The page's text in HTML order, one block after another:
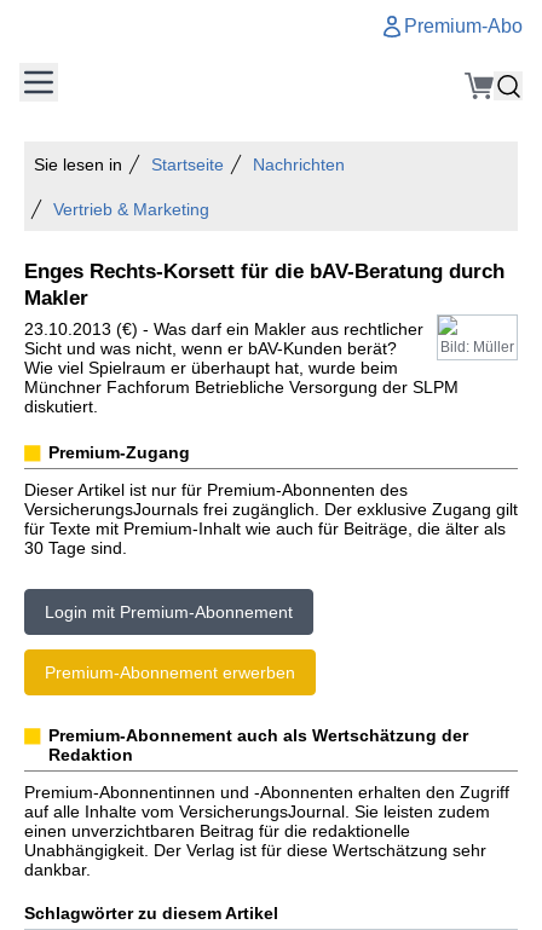
Premium-Abo
Sie lesen in Startseite Nachrichten
Vertrieb & Marketing
Enges Rechts-Korsett für die bAV-Beratung durch
Makler
Bild: Müller
23.10.2013 (€) - Was darf ein Makler aus rechtlicher
Sicht und was nicht, wenn er bAV-Kunden berät?
Wie viel Spielraum er überhaupt hat, wurde beim
Münchner Fachforum Betriebliche Versorgung der SLPM
diskutiert.
Premium-Zugang
Dieser Artikel ist nur für Premium-Abonnenten des
VersicherungsJournals frei zugänglich. Der exklusive Zugang gilt
für Texte mit Premium-Inhalt wie auch für Beiträge, die älter als
30 Tage sind.
Login mit Premium-Abonnement
Premium-Abonnement erwerben
Premium-Abonnement auch als Wertschätzung der
Redaktion
Premium-Abonnentinnen und -Abonnenten erhalten den Zugriff
auf alle Inhalte vom VersicherungsJournal. Sie leisten zudem
einen unverzichtbaren Beitrag für die redaktionelle
Unabhängigkeit. Der Verlag ist für diese Wertschätzung sehr
dankbar.
Schlagwörter zu diesem Artikel